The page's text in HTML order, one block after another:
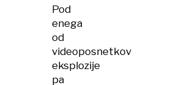
Pod
enega
od
videoposnetkov
eksplozije
pa